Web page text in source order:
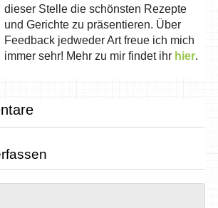
dieser Stelle die schönsten Rezepte
und Gerichte zu präsentieren. Über
Feedback jedweder Art freue ich mich
immer sehr! Mehr zu mir findet ihr hier.